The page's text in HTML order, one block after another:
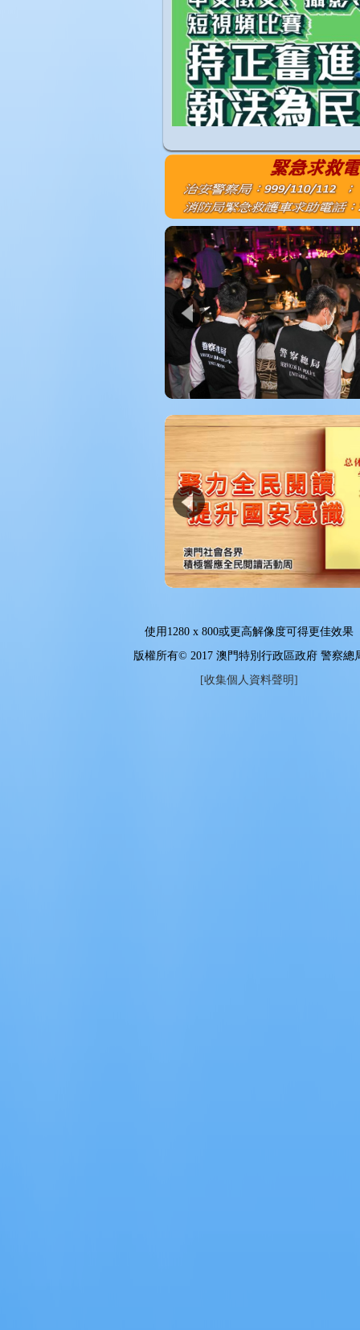
使用 1280 x 800或更高解像度可得更佳效果
版權所有© 2017 澳門特別行政區政府 警察總
[收集個人資料聲明]